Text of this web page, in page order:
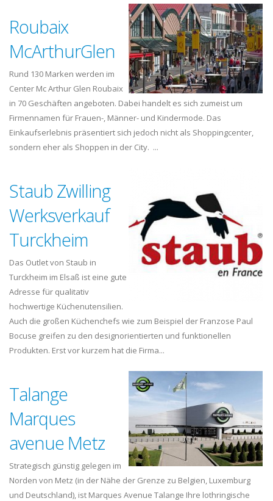
Roubaix
McArthurGlen
Rund 130 Marken werden im
Center Mc Arthur Glen Roubaix
in 70 Geschäften angeboten. Dabei handelt es sich zumeist um
Firmennamen für Frauen-, Männer- und Kindermode. Das
Einkaufserlebnis präsentiert sich jedoch nicht als Shoppingcenter,
sondern eher als Shoppen in der City. ...
Staub Zwilling
Werksverkauf
Turckheim
Das Outlet von Staub in
Turckheim im Elsaß ist eine gute
Adresse für qualitativ
hochwertige Küchenutensilien.
Auch die großen Küchenchefs wie zum Beispiel der Franzose Paul
Bocuse greifen zu den designorientierten und funktionellen
Produkten. Erst vor kurzem hat die Firma...
Talange
Marques
avenue Metz
Strategisch günstig gelegen im
Norden von Metz (in der Nähe der Grenze zu Belgien, Luxemburg
und Deutschland), ist Marques Avenue Talange Ihre lothringische